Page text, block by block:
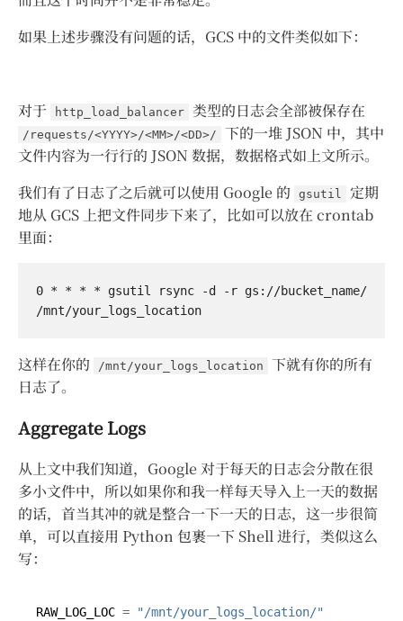
如果上述步骤没有问题的话，GCS 中的文件类似如下：
对于 http_load_balancer 类型的日志会全部被保存在
/requests/<YYYY>/<MM>/<DD>/
下的一堆 JSON 中，其中
文件内容为一行行的 JSON 数据，数据格式如上文所示。
我们有了日志了之后就可以使用 Google 的
gsutil
定期
地从 GCS 上把文件同步下来了，比如可以放在 crontab
里面：
0 * * * * gsutil rsync -d -r gs://bucket_name/
这样在你的 /mnt/your_logs_location
下就有你的所有
日志了。
Aggregate Logs
从上文中我们知道，Google 对于每天的日志会分散在很
多小文件中，所以如果你和我一样每天导入上一天的数据
的话，首当其冲的就是整合一下一天的日志，这一步很简
单，可以直接用 Python 包裹一下 Shell 进行，类似这么
写：
RAW_LOG_LOC =
"/mnt/your_logs_location/"